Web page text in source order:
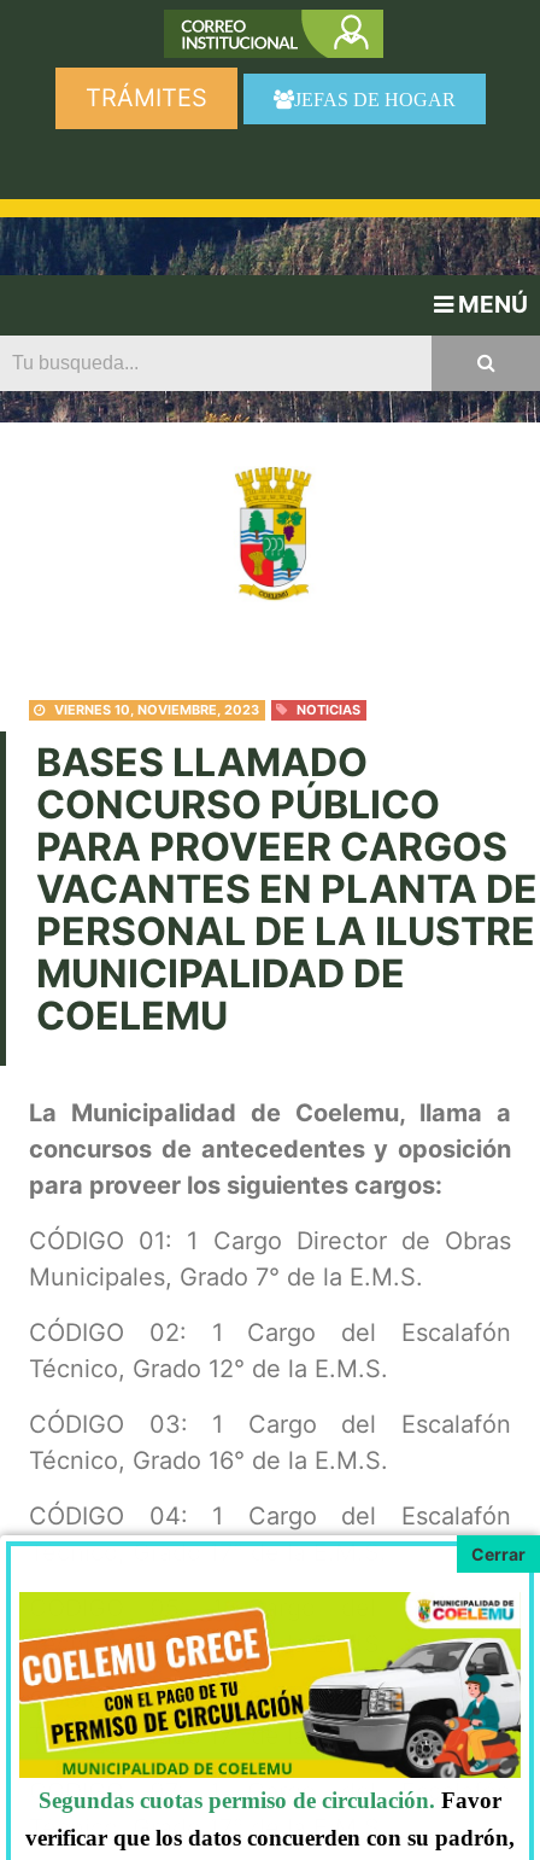
TRÁMITES JEFAS DE HOGAR
MENÚ
VIERNES 10, NOVIEMBRE, 2023 NOTICIAS
BASES LLAMADO
CONCURSO PÚBLICO
PARA PROVEER CARGOS
VACANTES EN PLANTA DE
PERSONAL DE LA ILUSTRE
MUNICIPALIDAD DE
COELEMU
La Municipalidad de Coelemu, llama a
concursos de antecedentes y oposición
para proveer los siguientes cargos:
CÓDIGO 01: 1 Cargo Director de Obras
Municipales, Grado 7° de la E.M.S.
CÓDIGO 02: 1 Cargo del Escalafón
Técnico, Grado 12° de la E.M.S.
CÓDIGO 03: 1 Cargo del Escalafón
Técnico, Grado 16° de la E.M.S.
CÓDIGO 04: 1 Cargo del Escalafón
Técnico, Grado 17° de la E.M.S.
CÓDIGO 05: 1 Cargo del Escalafón
Técnico, Grado 17° de la E.M.S.
CÓDIGO 06: 1 Cargo del Escalafón
Técnico, Grado 17° de la E.M.S.
CÓDIGO 07: 1 Cargo del Escalafón
Técnico, Grado 17° de la E.M.S.
Segundas cuotas permiso de circulación. Favor
verificar que los datos concuerden con su padrón,